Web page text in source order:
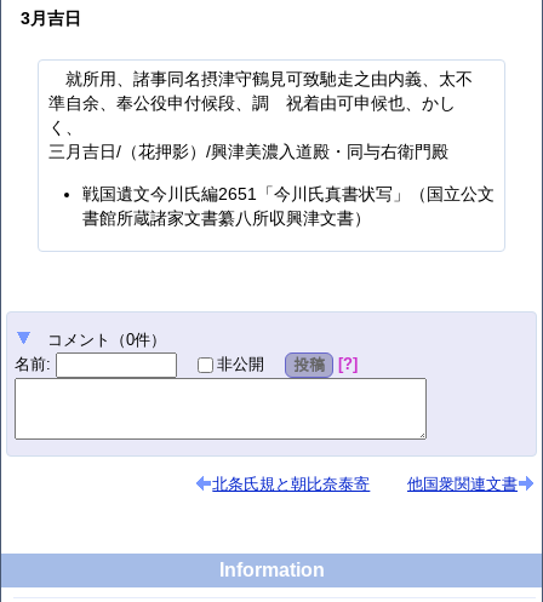
3月吉日
就所用、諸事同名摂津守鶴見可致馳走之由内義、太不
準自余、奉公役申付候段、調 祝着由可申候也、かし
く、
三月吉日/（花押影）/興津美濃入道殿・同与右衛門殿
戦国遺文今川氏編2651「今川氏真書状写」（国立公文
書館所蔵諸家文書纂八所収興津文書）
コメント （0件）
名前: 非公開 投稿 ?
北条氏規と朝比奈泰寄 他国衆関連文書
Information